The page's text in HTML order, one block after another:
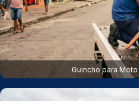
Guincho para